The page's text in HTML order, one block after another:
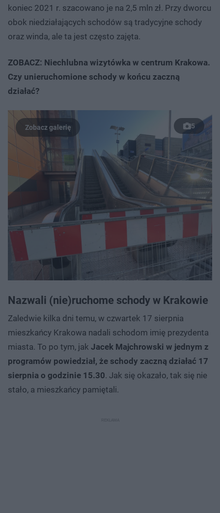
koniec 2021 r. szacowano je na 2,5 mln zł. Przy dworcu
obok niedziałających schodów są tradycyjne schody
oraz winda, ale ta jest często zajęta.
ZOBACZ: Niechlubna wizytówka w centrum Krakowa.
Czy unieruchomione schody w końcu zaczną
działać?
5
Nazwali (nie)ruchome schody w Krakowie
Zaledwie kilka dni temu, w czwartek 17 sierpnia
mieszkańcy Krakowa nadali schodom imię prezydenta
miasta. To po tym, jak Jacek Majchrowski w jednym z
programów powiedział, że schody zaczną działać 17
sierpnia o godzinie 15.30. Jak się okazało, tak się nie
stało, a mieszkańcy pamiętali.